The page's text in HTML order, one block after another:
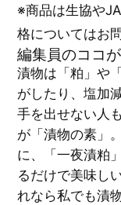
※商品は生協や
格についてはお
編集員のココ
漬物は「粕」や
がしたり、塩加
手を出せない人
が「漬物の素」
に、「一夜漬粕
るだけで美味し
れなら私でも漬